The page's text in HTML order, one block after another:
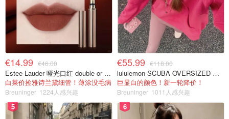
€14.99 €46.00
Estee Lauder 哑光口红 double or nothing色号
白菜价捡雅诗兰黛细管！薄涂没毛病
Breuninger 1224人感兴趣
€55.99 €118.00
lululemon SCUBA OVERSIZED 半拉链卫衣 紫红色
巨显白的颜色！新一轮降价！
Breuninger 1011人感兴趣
5 6